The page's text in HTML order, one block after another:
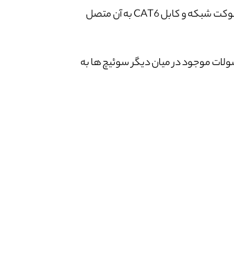
نکته مهم در این سوئیچ این است که قابلیت پشتیبانی از دوربین های مداربسته تا وضوح 8 مگاپیکسل را دارد و شما می توانید 24 عدد دوربین مداربسته آی پی با سوکت شبکه و کابل CAT6 به آن متصل
موجود در میان دیگر سوئیچ ها به